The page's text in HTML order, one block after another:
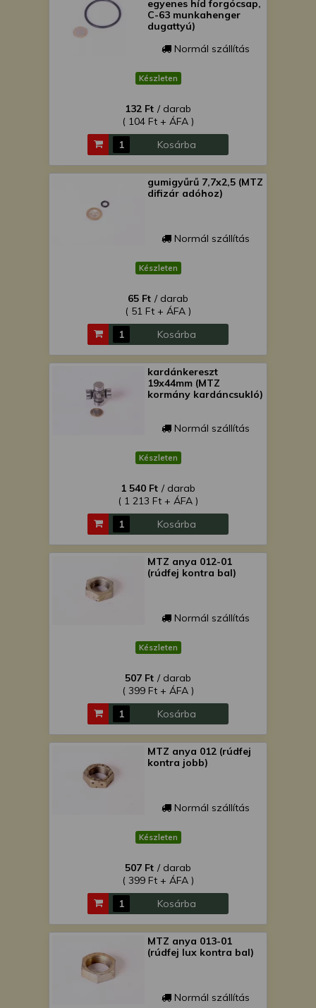
egyenes híd forgócsap,
C-63 munkahenger
dugattyú)
Normál szállítás
Készleten
132 Ft / darab
( 104 Ft + ÁFA )
Kosárba
gumigyűrű 7,7x2,5 (MTZ
difizár adóhoz)
Normál szállítás
Készleten
65 Ft / darab
( 51 Ft + ÁFA )
Kosárba
kardánkereszt
19x44mm (MTZ
kormány kardáncsukló)
Normál szállítás
Készleten
1 540 Ft / darab
( 1 213 Ft + ÁFA )
Kosárba
MTZ anya 012-01
(rúdfej kontra bal)
Normál szállítás
Készleten
507 Ft / darab
( 399 Ft + ÁFA )
Kosárba
MTZ anya 012 (rúdfej
kontra jobb)
Normál szállítás
Készleten
507 Ft / darab
( 399 Ft + ÁFA )
Kosárba
MTZ anya 013-01
(rúdfej lux kontra bal)
Normál szállítás